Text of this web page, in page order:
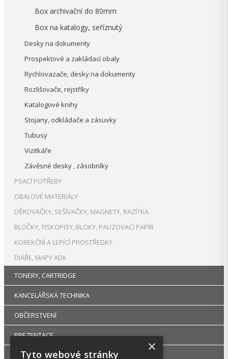
Box archivační do 80mm
Box na katalogy, seříznutý
Desky na dokumenty
Prospektové a zakládací obaly
Rychlovazače, desky na dokumenty
Rozlišovače, rejstříky
Katalogové knihy
Stojany, odkládače a zásuvky
Tubusy
Vizitkáře
Závěsné desky , zásobníky
PSACÍ POTŘEBY
OBALOVÉ MATERIÁLY
DĚROVAČKY, SEŠÍVAČKY, MAGNETY, RAZÍTKA
BLOČKY, TISKOPISY, BLOKY, PAUZOVACÍ PAPÍR
KOREKČNÍ A LEPÍCÍ PROSTŘEDKY
DIÁŘE, MAPY ADK
TONERY, CARTRIDGE
KANCELÁŘSKÁ TECHNIKA
OBČERSTVENÍ
PREZENTACE
DROGERIE
×
Tyto webové stránky